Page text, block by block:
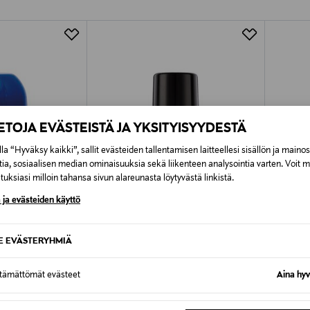
EVÄSTEISTÄ JA YKSITYISYYDESTÄ
“Hyväksy kaikki”, sallit evästeiden tallentamisen laitteellesi sisällön ja
sosiaalisen median ominaisuuksia sekä liikenteen analysointia varten. Voit
milloin tahansa sivun alareunasta löytyvästä linkistä.
ja evästeiden käyttö
EVÄSTERYHMIÄ
evästeet Aina
Alk. 6,90 €, kun toimitus on
50 ml
Enivrant roll-on antiperspirant -
deodorantti 50 ml
Men